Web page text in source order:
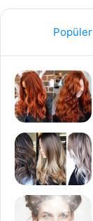
Popüler